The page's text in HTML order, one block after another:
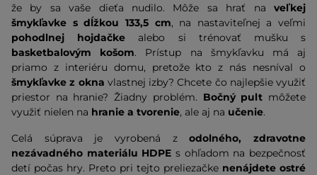
že by sa vaše dieťa nudilo. Môže sa hrať na veľkej
šmykľavke s dĺžkou 133,5 cm, na nastaviteľnej a veľmi
pohodlnej hojdačke alebo si trénovať mušku s
basketbalovým košom. Prístup na šmykľavku má aj
priamo z interiéru domu, pretože kto z nás nesníval o
šmykľavke z okna vlastnej izby? Chcete čo najlepšie využiť
priestor na hranie? Žiadny problém. Bočný pult môžete
využiť nielen na hranie a tvorenie, ale aj na učenie.
Celá súprava je vyrobená zodolného, zdravotne
nezávadného materiálu HDPE s ohľadom na bezpečnosť
detí počas hry. Preto pri tejto preliezačke nenájdete ostré